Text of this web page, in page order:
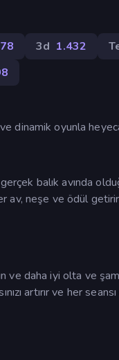
3d 1.432
dinamik oyunla
balık avında
neşe ve ödül
ve daha iyi olta ve
artırır ve her